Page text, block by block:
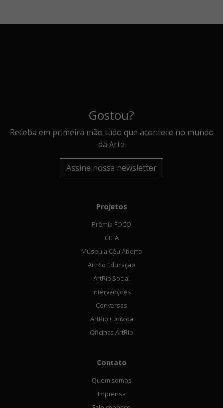
Gostou?
Receba em primeira mão tudo que acontece no mundo
da Arte
Assine nossa newsletter
Projetos
Prêmio FOCO
CIGA
Museu a Céu Aberto
ArtRio Educação
ArtRio Social
Intervenções
Conversas
ArtRio Convida
Oficinas ArtRio
Contato
Quem somos
Imprensa